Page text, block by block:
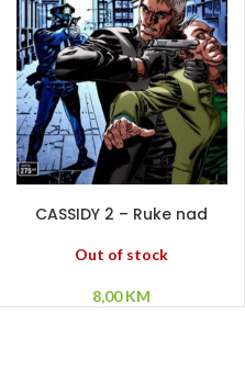
CASSIDY 2 – Ruke nad
Out of stock
8,00KM